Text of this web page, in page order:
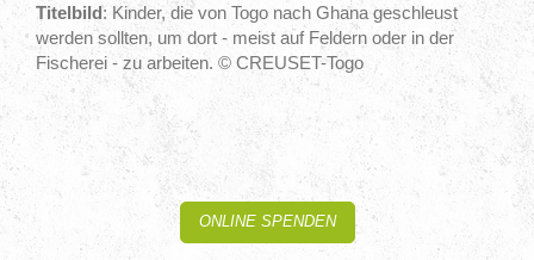
Titelbild: Kinder, die von Togo nach Ghana geschleust
werden sollten, um dort - meist auf Feldern oder in der
Fischerei - zu arbeiten. © CREUSET-Togo
ONLINE SPENDEN